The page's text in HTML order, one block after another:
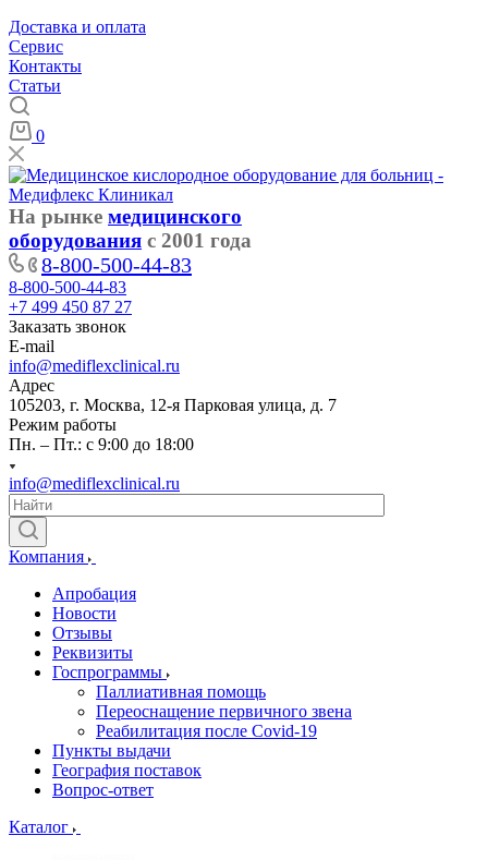
Доставка и оплата
Cервис
Контакты
Статьи
0
На рынке медицинского
оборудования с 2001 года
8-800-500-44-83
8-800-500-44-83
+7 499 450 87 27
Заказать звонок
E-mail
info@mediflexclinical.ru
Адрес
105203, г. Москва, 12-я Парковая улица, д. 7
Режим работы
Пн. – Пт.: с 9:00 до 18:00
info@mediflexclinical.ru
Компания
Апробация
Новости
Отзывы
Реквизиты
Госпрограммы
Паллиативная помощь
Переоснащение первичного звена
Реабилитация после Covid-19
Пункты выдачи
География поставок
Вопрос-ответ
Каталог